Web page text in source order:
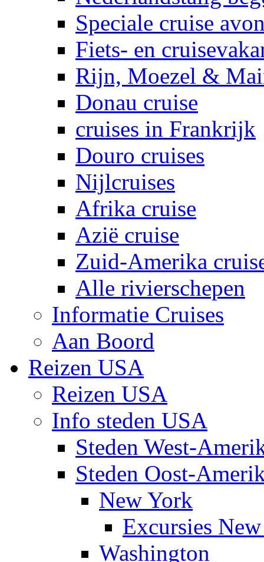
Speciale cruise
Fiets- en
Rijn, Moezel &
Donau cruise
cruises in Frankrijk
Douro cruises
Nijlcruises
Afrika cruise
Azië cruise
Zuid-Amerika
Alle rivierschepen
Informatie Cruises
Aan Boord
Reizen USA
Reizen USA
Info steden USA
Steden West-
Steden Oost-
New York
Excursies
Washington